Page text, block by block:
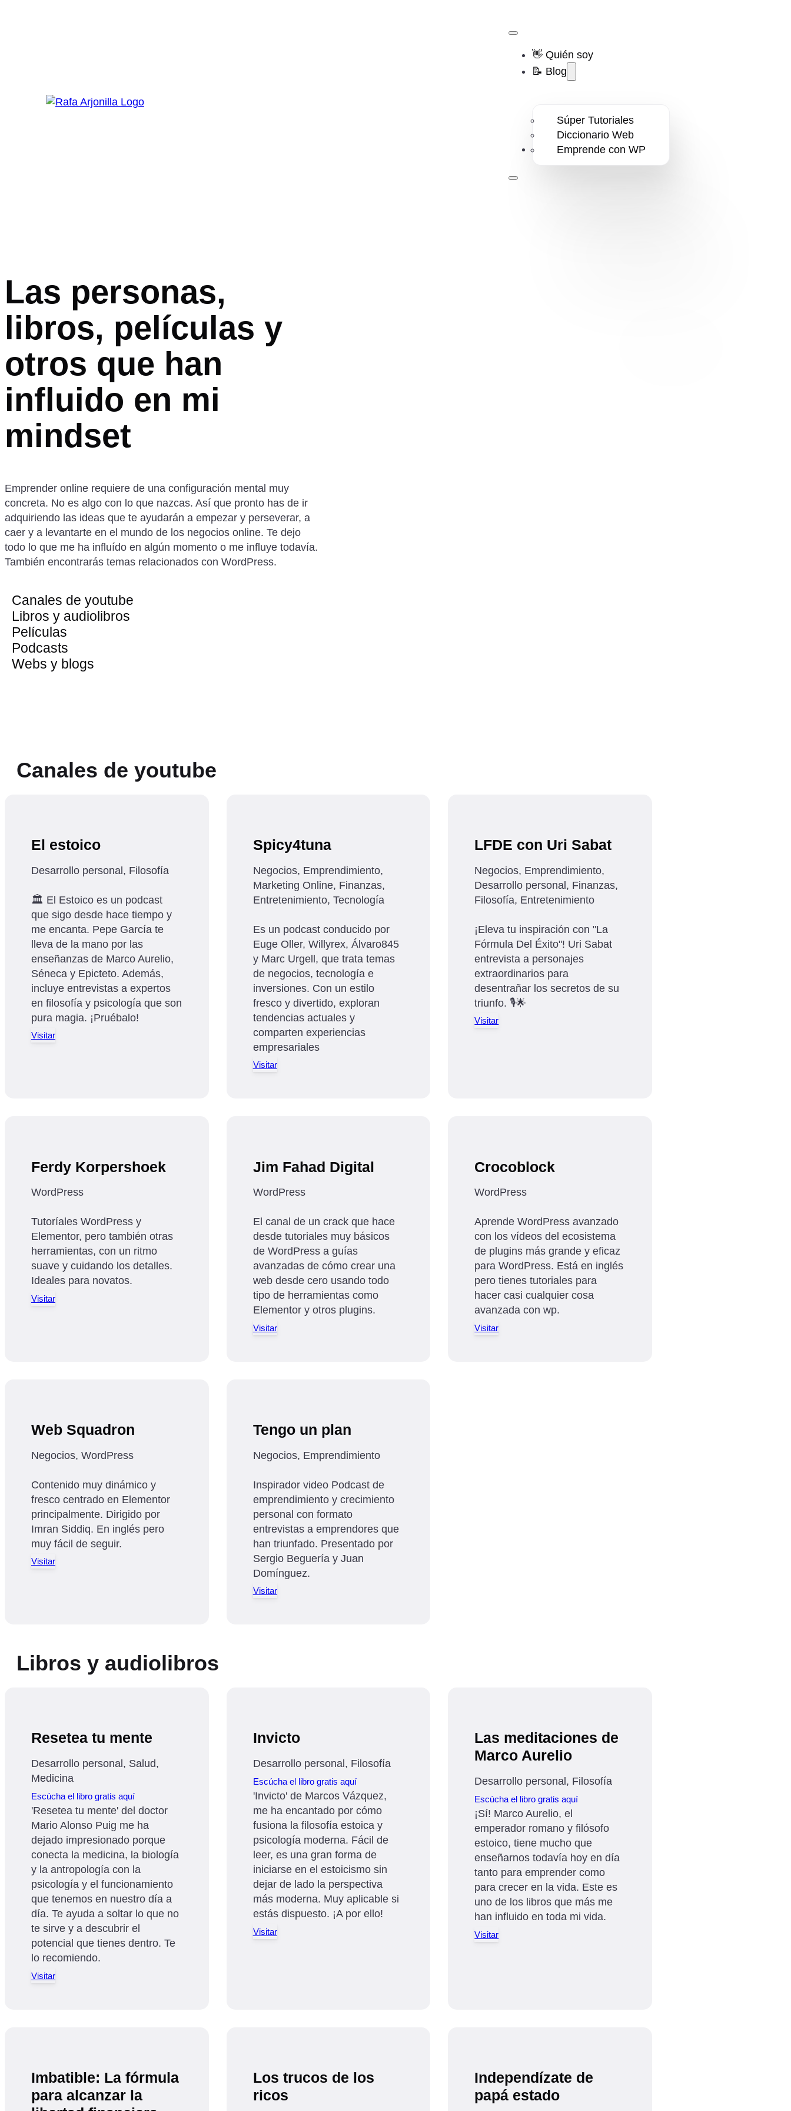
👋 Quién soy
📝 Blog
Súper Tutoriales
Diccionario Web
Emprende con WP
🔛 Activar Elementor
Las personas,
libros, películas y
otros que han
influido en mi
mindset
Emprender online requiere de una configuración mental muy
concreta. No es algo con lo que nazcas. Así que pronto has de ir
adquiriendo las ideas que te ayudarán a empezar y perseverar, a
caer y a levantarte en el mundo de los negocios online. Te dejo
todo lo que me ha influído en algún momento o me influye todavía.
También encontrarás temas relacionados con WordPress.
Canales de youtube
Libros y audiolibros
Películas
Podcasts
Webs y blogs
Canales de youtube
El estoico
Desarrollo personal, Filosofía
🏛️ El Estoico es un podcast
que sigo desde hace tiempo y
me encanta. Pepe García te
lleva de la mano por las
enseñanzas de Marco Aurelio,
Séneca y Epicteto. Además,
incluye entrevistas a expertos
en filosofía y psicología que son
pura magia. ¡Pruébalo!
Visitar
Spicy4tuna
Negocios, Emprendimiento,
Marketing Online, Finanzas,
Entretenimiento, Tecnología
Es un podcast conducido por
Euge Oller, Willyrex, Álvaro845
y Marc Urgell, que trata temas
de negocios, tecnología e
inversiones. Con un estilo
fresco y divertido, exploran
tendencias actuales y
comparten experiencias
empresariales
Visitar
LFDE con Uri Sabat
Negocios, Emprendimiento,
Desarrollo personal, Finanzas,
Filosofía, Entretenimiento
¡Eleva tu inspiración con "La
Fórmula Del Éxito"! Uri Sabat
entrevista a personajes
extraordinarios para
desentrañar los secretos de su
triunfo. 🎙️🌟
Visitar
Ferdy Korpershoek
WordPress
Tutoríales WordPress y
Elementor, pero también otras
herramientas, con un ritmo
suave y cuidando los detalles.
Ideales para novatos.
Visitar
Jim Fahad Digital
WordPress
El canal de un crack que hace
desde tutoriales muy básicos
de WordPress a guías
avanzadas de cómo crear una
web desde cero usando todo
tipo de herramientas como
Elementor y otros plugins.
Visitar
Crocoblock
WordPress
Aprende WordPress avanzado
con los vídeos del ecosistema
de plugins más grande y eficaz
para WordPress. Está en inglés
pero tienes tutoriales para
hacer casi cualquier cosa
avanzada con wp.
Visitar
Web Squadron
Negocios, WordPress
Contenido muy dinámico y
fresco centrado en Elementor
principalmente. Dirigido por
Imran Siddiq. En inglés pero
muy fácil de seguir.
Visitar
Tengo un plan
Negocios, Emprendimiento
Inspirador video Podcast de
emprendimiento y crecimiento
personal con formato
entrevistas a emprendores que
han triunfado. Presentado por
Sergio Beguería y Juan
Domínguez.
Visitar
Libros y audiolibros
Resetea tu mente
Desarrollo personal, Salud,
Medicina
Escúcha el libro gratis aquí
'Resetea tu mente' del doctor
Mario Alonso Puig me ha
dejado impresionado porque
conecta la medicina, la biología
y la antropología con la
psicología y el funcionamiento
que tenemos en nuestro día a
día. Te ayuda a soltar lo que no
te sirve y a descubrir el
potencial que tienes dentro. Te
lo recomiendo.
Visitar
Invicto
Desarrollo personal, Filosofía
Escúcha el libro gratis aquí
'Invicto' de Marcos Vázquez,
me ha encantado por cómo
fusiona la filosofía estoica y
psicología moderna. Fácil de
leer, es una gran forma de
iniciarse en el estoicismo sin
dejar de lado la perspectiva
más moderna. Muy aplicable si
estás dispuesto. ¡A por ello!
Visitar
Las meditaciones de
Marco Aurelio
Desarrollo personal, Filosofía
Escúcha el libro gratis aquí
¡Sí! Marco Aurelio, el
emperador romano y filósofo
estoico, tiene mucho que
enseñarnos todavía hoy en día
tanto para emprender como
para crecer en la vida. Este es
uno de los libros que más me
han influido en toda mi vida.
Visitar
Imbatible: La fórmula
para alcanzar la
Los trucos de los
ricos
Independízate de
papá estado